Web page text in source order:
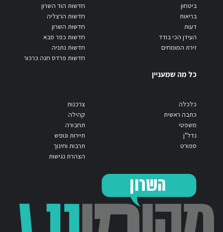
ביטחון
בריאות
דעות
העידן הכי בודד
זירת המומחים
חדשות הוד השרון
חדשות הרצליה
חדשות השרון
חדשות כפר סבא
חדשות נתניה
חדשות פרדס חנה כרכור
כל מה שמעניין
כלכלה
כתבה ראשית
משפטי
נדל"ן
ספורט
צרכנות
קהילה
תחבורה
תיירות ונופש
תרבות וחינוך
הצהרת נגישות